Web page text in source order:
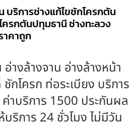
บริการช่างแก้ไขชักโครกตัน
รกตันปทุมธานี ช่างทะลวง
าคาถูก
างล้างจาน อ่างล้างหน้า
กโครก ท่อระเบียง บริการ
ค่าบริการ 1500 ประกันผล
ริการ 24 ชั่วโมง ไม่มีวัน